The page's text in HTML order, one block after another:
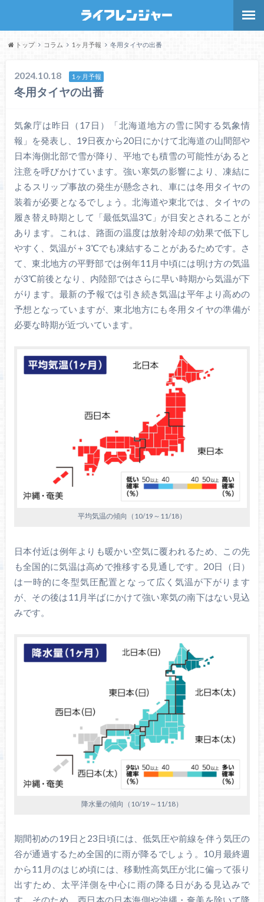
トップ コラム 1ヶ月予報 冬用タイヤの出番
2024.10.18 1ヶ月予報
冬用タイヤの出番
気象庁は昨日（17日）「北海道地方の雪に関する気象情
報」を発表し、19日夜から20日にかけて北海道の山間部や
日本海側北部で雪が降り、平地でも積雪の可能性があると
注意を呼びかけています。強い寒気の影響により、凍結に
よるスリップ事故の発生が懸念され、車には冬用タイヤの
装着が必要となるでしょう。北海道や東北では、タイヤの
履き替え時期として「最低気温3℃」が目安とされることが
あります。これは、路面の温度は放射冷却の効果で低下し
やすく、気温が＋3℃でも凍結することがあるためです。さ
て、東北地方の平野部では例年11月中頃には明け方の気温
が3℃前後となり、内陸部ではさらに早い時期から気温が下
がります。最新の予報では引き続き気温は平年より高めの
予想となっていますが、東北地方にも冬用タイヤの準備が
必要な時期が近づいています。
平均気温の傾向（10/19～11/18）
日本付近は例年よりも暖かい空気に覆われるため、この先
も全国的に気温は高めで推移する見通しです。20日（日）
は一時的に冬型気圧配置となって広く気温が下がります
が、その後は11月半ばにかけて強い寒気の南下はない見込
みです。
降水量の傾向（10/19～11/18）
期間初めの19日と23日頃には、低気圧や前線を伴う気圧の
谷が通過するため全国的に雨が降るでしょう。10月最終週
から11月のはじめ頃には、移動性高気圧が北に偏って張り
出すため、太平洋側を中心に雨の降る日がある見込みで